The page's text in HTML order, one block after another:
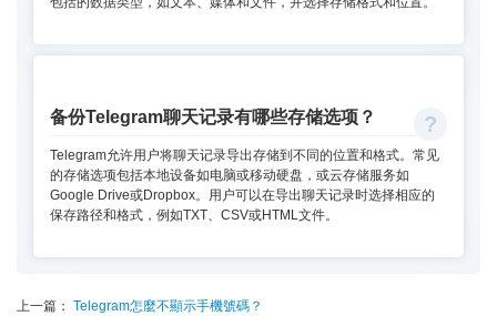
备份Telegram聊天记录有哪些存储选项？
Telegram允许用户将聊天记录导出存储到不同的位置和格式。常见
的存储选项包括本地设备如电脑或移动硬盘，或云存储服务如
Google Drive或Dropbox。用户可以在导出聊天记录时选择相应的
保存路径和格式，例如TXT、CSV或HTML文件。
上一篇： Telegram怎麼不顯示手機號碼？